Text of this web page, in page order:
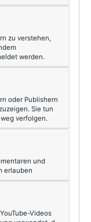
zu verstehen,
werden.
oder Publishern
Sie tun
verfolgen.
und
erlauben
Videos